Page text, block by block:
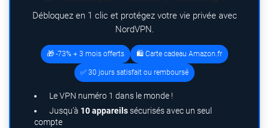
Débloquez en 1 clic et protégez votre vie privée avec
NordVPN.
🎁 -73% + 3 mois offerts 🛍️ Carte cadeau Amazon.fr
✅ 30 jours satisfait ou remboursé
Le VPN numéro 1 dans le monde !
Jusqu’à 10 appareilssécurisés avec un seul
compte